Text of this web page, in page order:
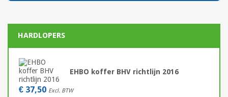
HARDLOPERS
EHBO koffer BHV richtlijn 2016
€ 37,50 Excl. BTW